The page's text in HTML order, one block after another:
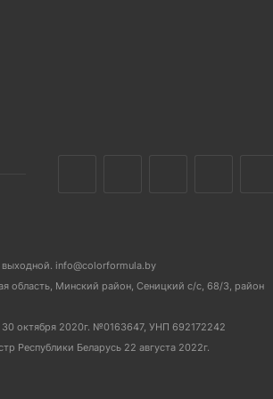
выходной. info@colorformula.by
область, Минский район, Сеницкий с/с, 68/3, район
октября 2020г. №0163647, УНП 692172242
Республики Беларусь 22 августа 2022г.